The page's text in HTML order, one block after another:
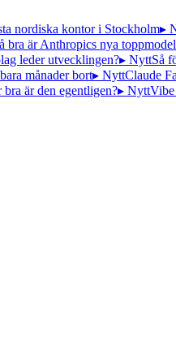
nordiska kontor i Stockholm▸
bra är Anthropics nya
leder utvecklingen?▸ NyttSå
månader bort▸ NyttClaude
är den egentligen?▸ Nytt